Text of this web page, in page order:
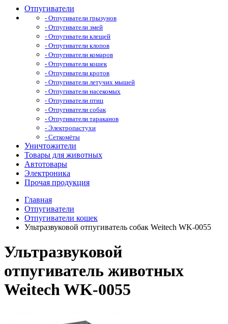
Отпугиватели
- Отпугиватели грызунов
- Отпугиватели змей
- Отпугиватели клещей
- Отпугиватели клопов
- Отпугиватели комаров
- Отпугиватели кошек
- Отпугиватели кротов
- Отпугиватели летучих мышей
- Отпугиватели насекомых
- Отпугиватели птиц
- Отпугиватели собак
- Отпугиватели тараканов
- Электропастухи
- Сеткомёты
Уничтожители
Товары для животных
Автотовары
Электроника
Прочая продукция
Главная
Отпугиватели
Отпугиватели кошек
Ультразвуковой отпугиватель собак Weitech WK-0055
Ультразвуковой
отпугиватель животных
Weitech WK-0055